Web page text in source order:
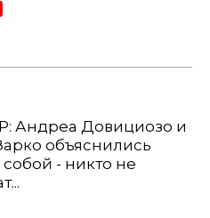
Андреа Довициозо и
объяснились
- никто не